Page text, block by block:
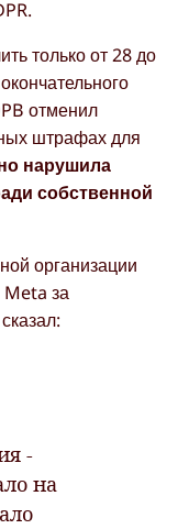
только от 28 до
отменил
штрафах для
нарушила
собственной
организации
Meta за
-
на